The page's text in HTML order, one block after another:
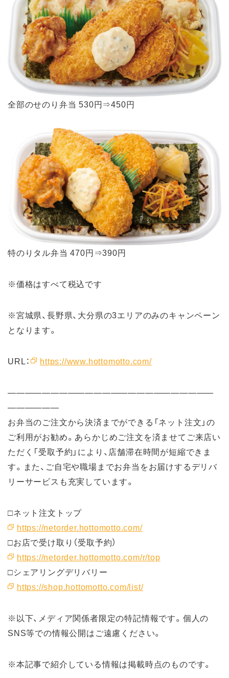
全部のせのり弁当 530円⇒450円
特のりタル弁当 470円⇒390円
※価格はすべて税込です
※宮城県、長野県、大分県の3エリアのみのキャンペーン
となります。
URL： https://www.hottomotto.com/
――――――――――――――――――――――――
――――――
お弁当のご注文から決済までができる「ネット注文」の
ご利用がお勧め。あらかじめご注文を済ませてご来店い
ただく「受取予約」により、店舗滞在時間が短縮できま
す。また、ご自宅や職場までお弁当をお届けするデリバ
リーサービスも充実しています。
□ネット注文トップ
https://netorder.hottomotto.com/
□お店で受け取り（受取予約）
https://netorder.hottomotto.com/r/top
□シェアリングデリバリー
https://shop.hottomotto.com/list/
※以下、メディア関係者限定の特記情報です。個人の
SNS等での情報公開はご遠慮ください。
※本記事で紹介している情報は掲載時点のものです。